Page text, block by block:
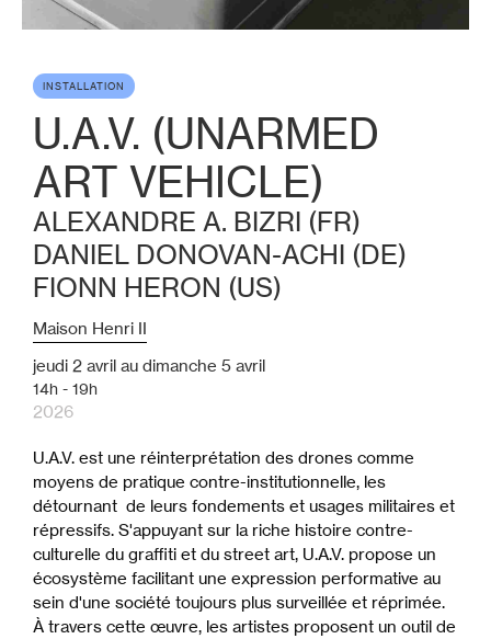
INSTALLATION
U.A.V. (UNARMED
ART VEHICLE)
ALEXANDRE A. BIZRI (FR)
DANIEL DONOVAN-ACHI (DE)
FIONN HERON (US)
Maison Henri II
jeudi 2 avril au dimanche 5 avril
14h - 19h
2026
U.A.V. est une réinterprétation des drones comme
moyens de pratique contre-institutionnelle, les
détournant de leurs fondements et usages militaires et
répressifs. S'appuyant sur la riche histoire contre-
culturelle du graffiti et du street art, U.A.V. propose un
écosystème facilitant une expression performative au
sein d'une société toujours plus surveillée et réprimée.
À travers cette œuvre, les artistes proposent un outil de